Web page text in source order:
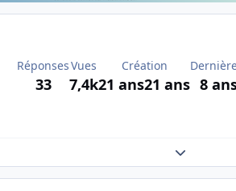
Réponses
33
Vues
7,4k
Création
21 ans21 ans 8
Expand